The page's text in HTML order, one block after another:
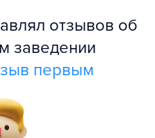
отзывов об
заведении
первым